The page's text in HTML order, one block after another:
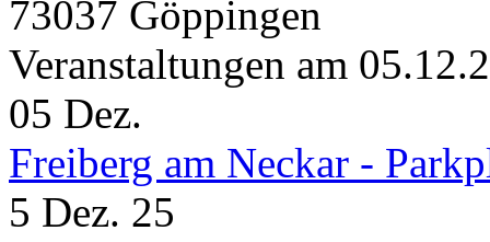
73037 Göppingen
Veranstaltungen am
05 Dez.
Freiberg am Neckar -
5 Dez. 25